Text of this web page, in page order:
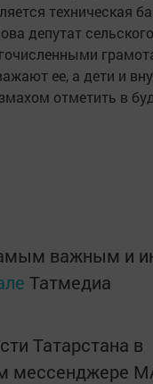
техническая
депутат
ее, а дети и
отметить в
важным и
Татмедиа
Татарстана в
мессенджере